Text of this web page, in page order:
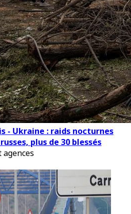
- Ukraine : raids nocturnes
plus de 30 blessés